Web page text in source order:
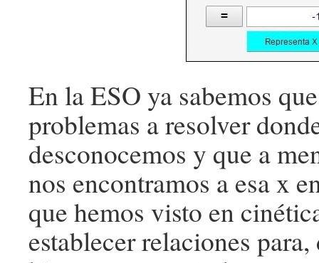
En la ESO ya sabemos
problemas a resolver
desconocemos y que a
nos encontramos a esa x
que hemos visto en
establecer relaciones